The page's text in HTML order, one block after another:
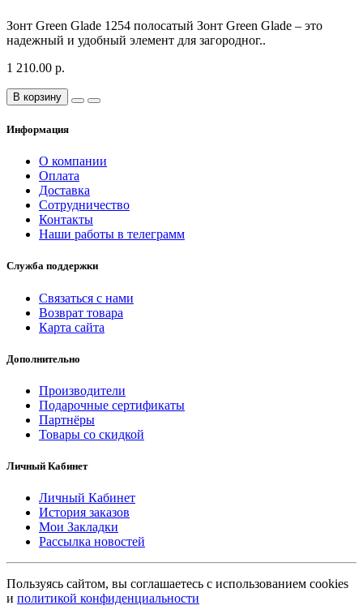
Зонт Green Glade 1254 полосатый Зонт Green Glade – это
надежный и удобный элемент для загородног..
1 210.00 р.
В корзину
Информация
О компании
Оплата
Доставка
Сотрудничество
Контакты
Наши работы в телеграмм
Служба поддержки
Связаться с нами
Возврат товара
Карта сайта
Дополнительно
Производители
Подарочные сертификаты
Партнёры
Товары со скидкой
Личный Кабинет
Личный Кабинет
История заказов
Мои Закладки
Рассылка новостей
Пользуясь сайтом, вы соглашаетесь с использованием cookies
и политикой конфиденциальности